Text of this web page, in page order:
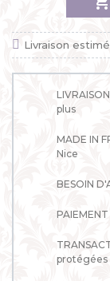
Livraison
plus
MADE IN
Nice
BESOIN
protégées